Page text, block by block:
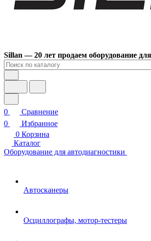
Sillan — 20 лет продаем оборудование
0
Сравнение
0
Избранное
0 Корзина
Каталог
Оборудование для автодиагностики
Автосканеры
Осциллографы, мотор-тестеры